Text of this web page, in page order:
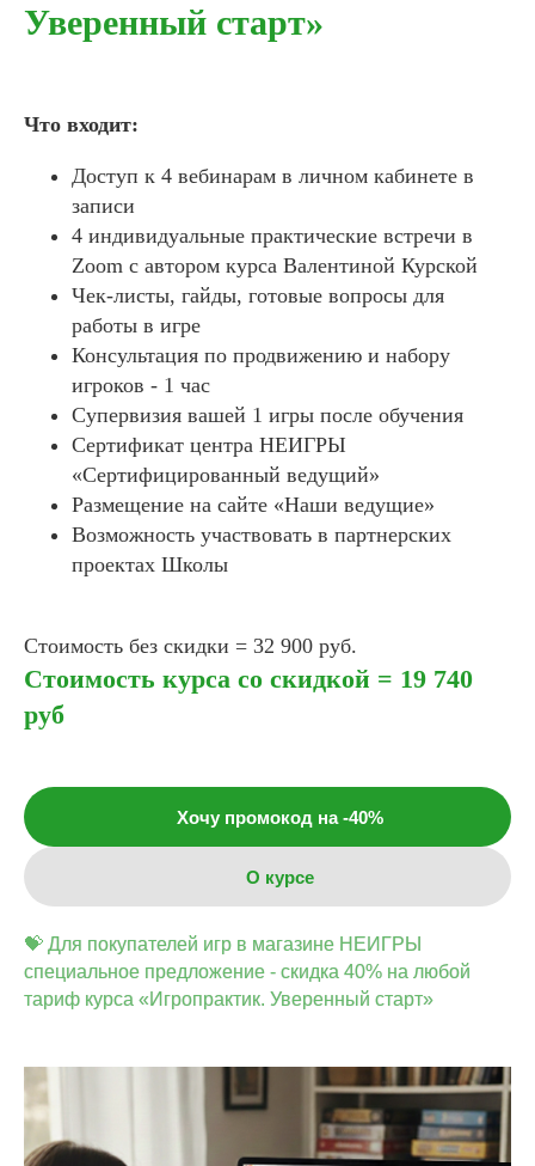
Уверенный старт»
Что входит:
Доступ к 4 вебинарам в личном кабинете в
записи
4 индивидуальные практические встречи в
Zoom с автором курса Валентиной Курской
Чек-листы, гайды, готовые вопросы для
работы в игре
Консультация по продвижению и набору
игроков - 1 час
Супервизия вашей 1 игры после обучения
Сертификат центра НЕИГРЫ
«Сертифицированный ведущий»
Размещение на сайте «Наши ведущие»
Возможность участвовать в партнерских
проектах Школы
Стоимость без скидки = 32 900 руб.
Стоимость курса со скидкой = 19 740
руб
Хочу промокод на -40%
О курсе
💝 Для покупателей игр в магазине НЕИГРЫ
специальное предложение - скидка 40% на любой
тариф курса «Игропрактик. Уверенный старт»